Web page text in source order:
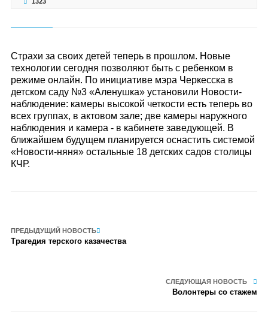
Страхи за своих детей теперь в прошлом. Новые
технологии сегодня позволяют быть с ребенком в
режиме онлайн. По инициативе мэра Черкесска в
детском саду №3 «Аленушка» установили Новости-
наблюдение: камеры высокой четкости есть теперь во
всех группах, в актовом зале; две камеры наружного
наблюдения и камера - в кабинете заведующей. В
ближайшем будущем планируется оснастить системой
«Новости-няня» остальные 18 детских садов столицы
КЧР.
ПРЕДЫДУЩИЙ НОВОСТЬ
Трагедия терского казачества
СЛЕДУЮЩАЯ НОВОСТЬ
Волонтеры со стажем